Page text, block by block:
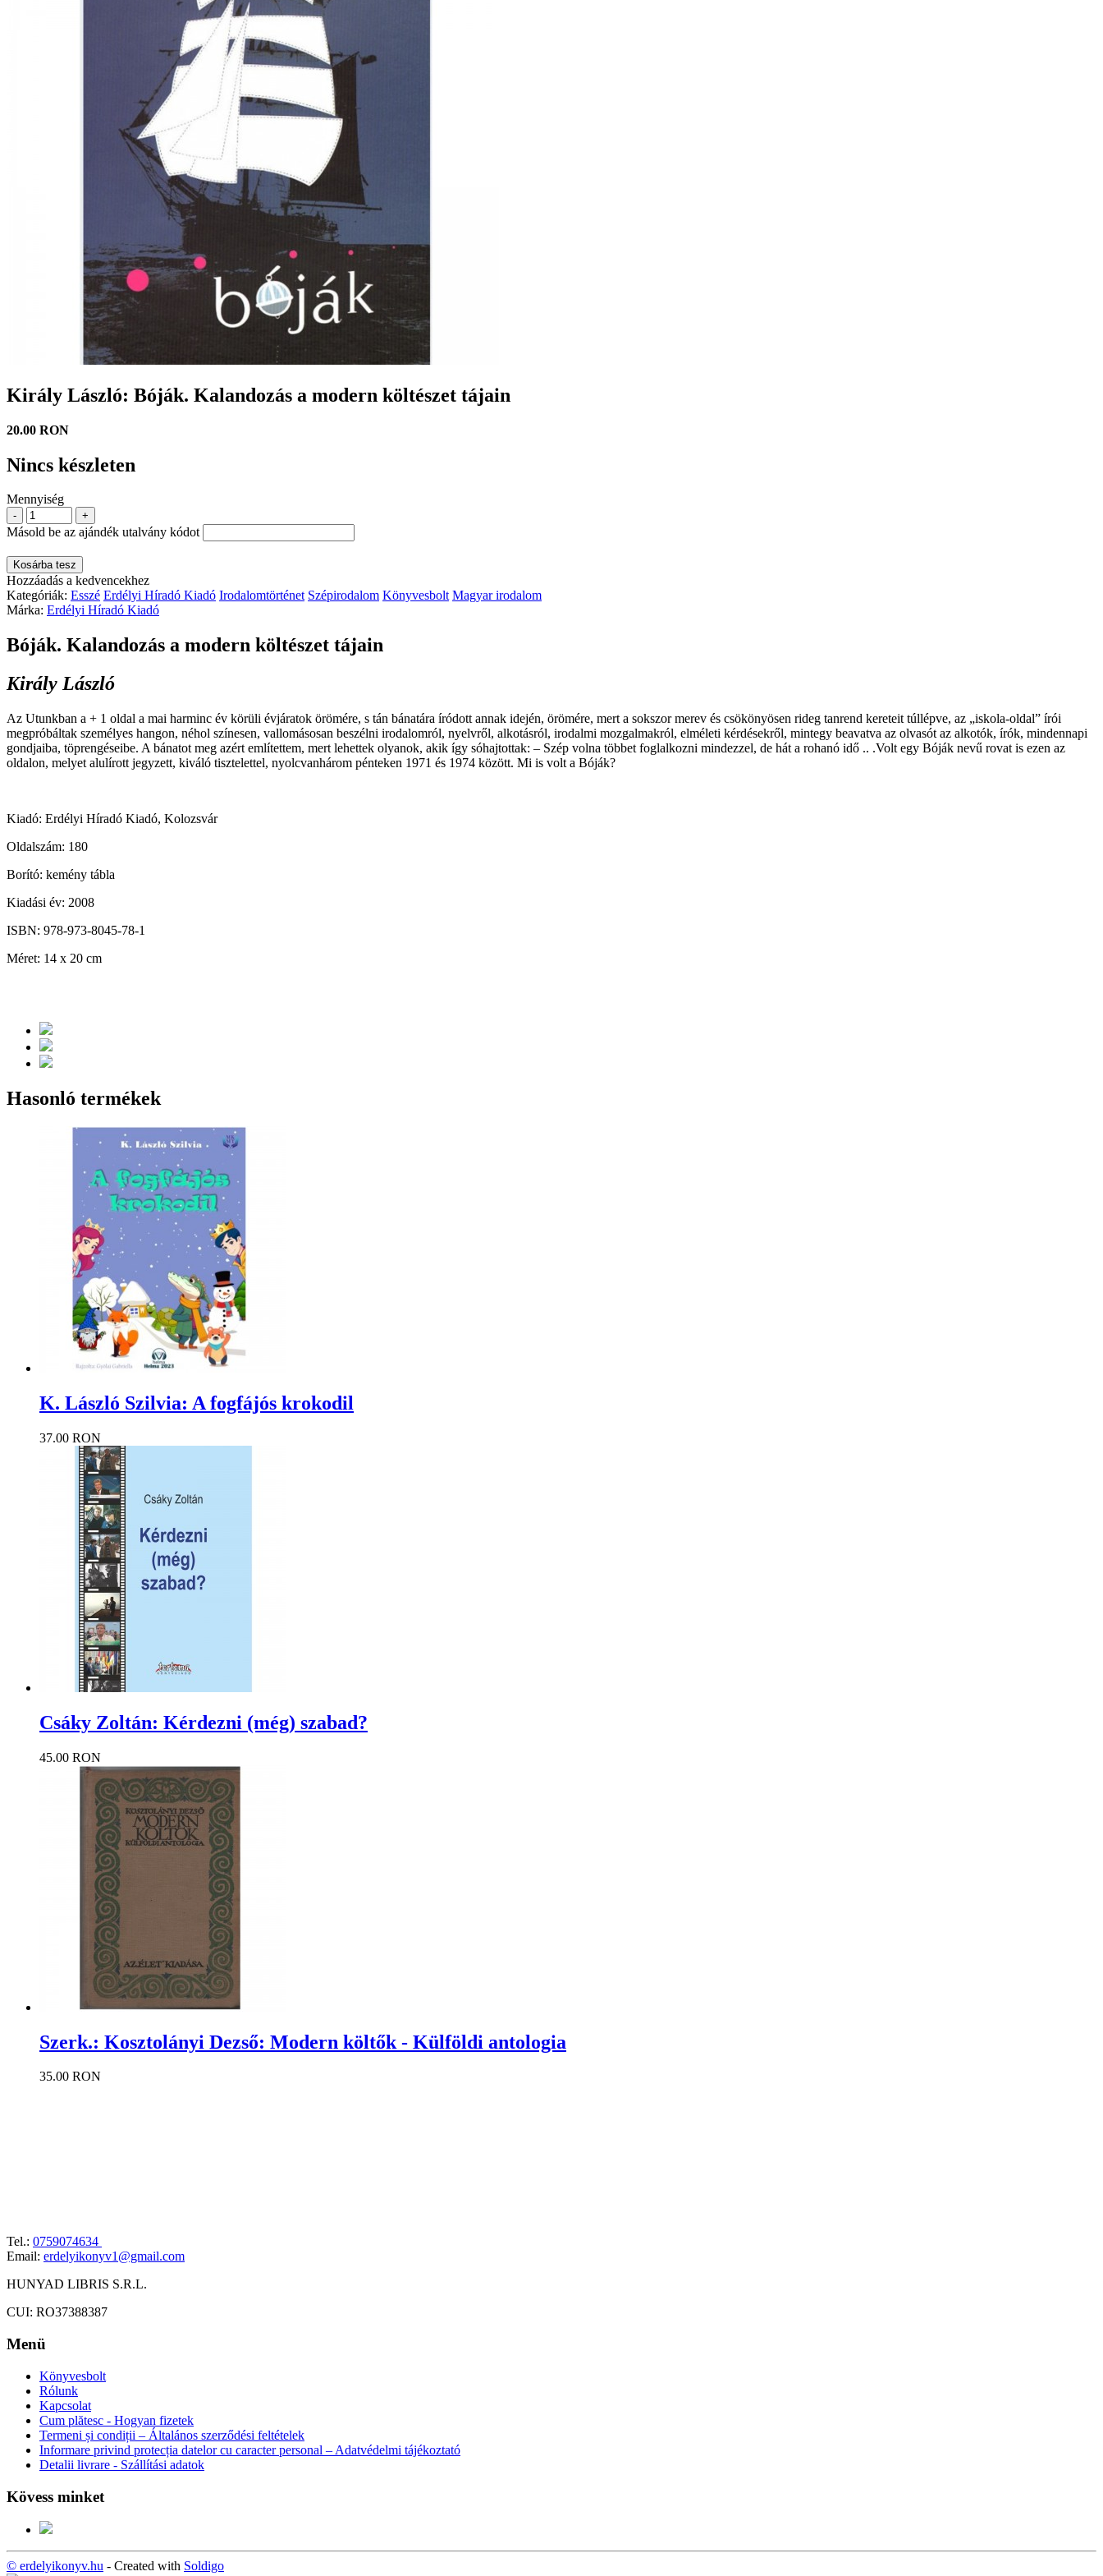
Király László: Bóják. Kalandozás a modern költészet tájain
20.00 RON
Nincs készleten
Mennyiség
- +
Másold be az ajándék utalvány kódot
Kosárba tesz
Hozzáadás a kedvencekhez
Kategóriák: Esszé Erdélyi Híradó Kiadó Irodalomtörténet Szépirodalom Könyvesbolt Magyar irodalom
Márka: Erdélyi Híradó Kiadó
Bóják. Kalandozás a modern költészet tájain
Király László
Az Utunkban a + 1 oldal a mai harminc év körüli évjáratok örömére, s tán bánatára íródott annak idején, örömére, mert a sokszor merev és csökönyösen rideg tanrend kereteit túllépve, az „iskola-oldal” írói
megpróbáltak személyes hangon, néhol színesen, vallomásosan be­szélni irodalomról, nyelvről, alkotásról, irodalmi mozgalmakról, elmé­leti kérdésekről, mintegy beavatva az olvasót az alkotók, írók, min­dennapi
gondjaiba, töprengéseibe. A bánatot meg azért említettem, mert lehettek olyanok, akik így sóhajtottak: – Szép volna többet fog­lalkozni mindezzel, de hát a rohanó idő .. .Volt egy Bóják nevű rovat is ezen az
oldalon, melyet alulírott jegyzett, kiváló tisztelettel, nyolcvanhárom pénteken 1971 és 1974 kö­zött. Mi is volt a Bóják?
Kiadó: Erdélyi Híradó Kiadó, Kolozsvár
Oldalszám: 180
Borító: kemény tábla
Kiadási év: 2008
ISBN: 978-973-8045-78-1
Méret: 14 x 20 cm
Hasonló termékek
K. László Szilvia: A fogfájós krokodil
37.00 RON
Csáky Zoltán: Kérdezni (még) szabad?
45.00 RON
Szerk.: Kosztolányi Dezső: Modern költők - Külföldi antologia
35.00 RON
Tel.: 0759074634
Email: erdelyikonyv1@gmail.com
HUNYAD LIBRIS S.R.L.
CUI: RO37388387
Menü
Könyvesbolt
Rólunk
Kapcsolat
Cum plătesc - Hogyan fizetek
Termeni și condiții – Általános szerződési feltételek
Informare privind protecția datelor cu caracter personal – Adatvédelmi tájékoztató
Detalii livrare - Szállítási adatok
Kövess minket
© erdelyikonyv.hu - Created with Soldigo